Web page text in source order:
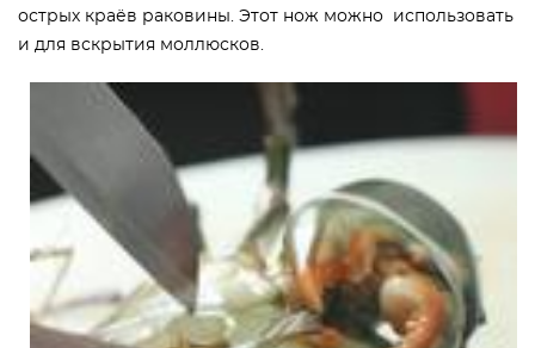
острых краёв раковины. Этот нож можно использовать
и для вскрытия моллюсков.